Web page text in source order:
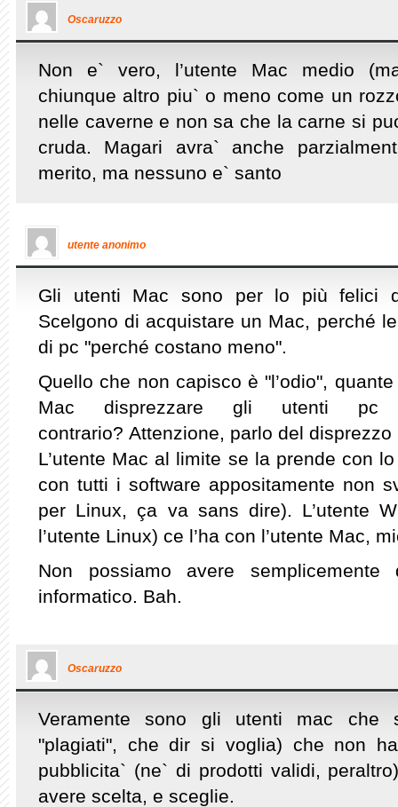
Oscaruzzo
Non e` vero, l’utente Mac medio
chiunque altro piu` o meno come un
nelle caverne e non sa che la carne si
cruda. Magari avra` anche
merito, ma nessuno e` santo
utente anonimo
Gli utenti Mac sono per lo più felici
Scelgono di acquistare un Mac, perché
di pc "perché costano meno".
Quello che non capisco è "l’odio",
Mac disprezzare gli utenti
contrario? Attenzione, parlo del disprezzo
L’utente Mac al limite se la prende con
con tutti i software appositamente non
per Linux, ça va sans dire). L’utente
l’utente Linux) ce l’ha con l’utente Mac,
Non possiamo avere semplicemente
informatico. Bah.
Oscaruzzo
Veramente sono gli utenti mac che
"plagiati", che dir si voglia) che non
pubblicita` (ne` di prodotti validi,
avere scelta, e sceglie.